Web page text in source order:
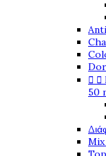
 
50
Mix